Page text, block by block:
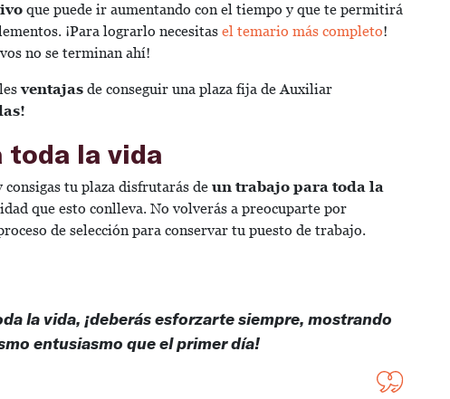
que puede ir aumentando con el tiempo y que te permitirá
¡Para lograrlo necesitas el temario más completo!
no se terminan ahí!
ventajas de conseguir una plaza fija de Auxiliar
toda la vida
consigas tu plaza disfrutarás de un trabajo para toda la
que esto conlleva. No volverás a preocuparte por
de selección para conservar tu puesto de trabajo.
la vida, ¡deberás esforzarte siempre, mostrando
entusiasmo que el primer día!